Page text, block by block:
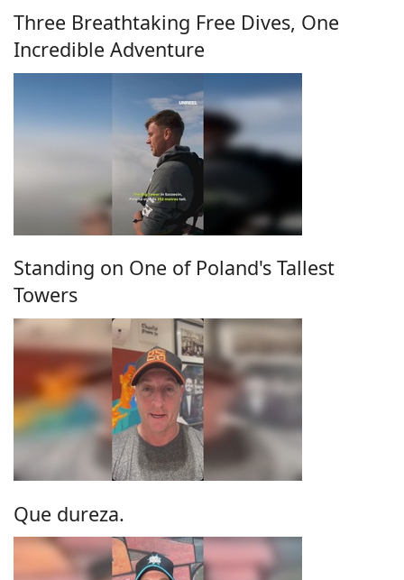
Three Breathtaking Free Dives, One
Incredible Adventure
Standing on One of Poland's Tallest
Towers
Que dureza.